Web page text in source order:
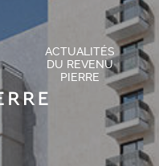
ACTUALITÉS
DU REVENU
PIERRE